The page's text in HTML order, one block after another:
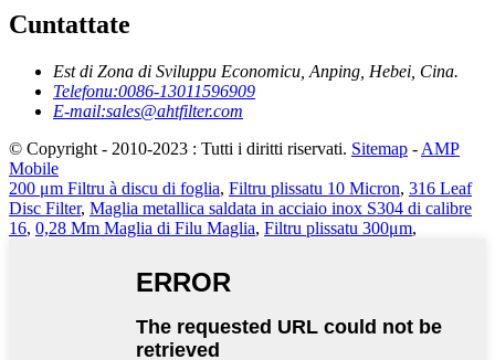
Cuntattate
Est di Zona di Sviluppu Economicu, Anping, Hebei, Cina.
Telefonu:0086-13011596909
E-mail:sales@ahtfilter.com
© Copyright - 2010-2023 : Tutti i diritti riservati. Sitemap - AMP
Mobile
200 μm Filtru à discu di foglia, Filtru plissatu 10 Micron, 316 Leaf
Disc Filter, Maglia metallica saldata in acciaio inox S304 di calibre
16, 0,28 Mm Maglia di Filu Maglia, Filtru plissatu 300μm,